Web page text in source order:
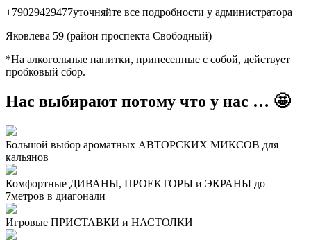
+79029429477уточняйте все подробности у администратора
Яковлева 59 (район проспекта Свободный)
*На алкогольные напитки, принесенные с собой, действует
пробковый сбор.
Нас выбирают потому что у нас … 🤩
Большой выбор ароматных АВТОРСКИХ МИКСОВ для
кальянов
Комфортные ДИВАНЫ, ПРОЕКТОРЫ и ЭКРАНЫ до
7метров в диагонали
Игровые ПРИСТАВКИ и НАСТОЛКИ